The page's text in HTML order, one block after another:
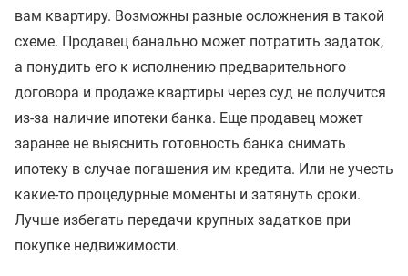
вам квартиру. Возможны разные осложнения в такой
схеме. Продавец банально может потратить задаток,
а понудить его к исполнению предварительного
договора и продаже квартиры через суд не получится
из-за наличие ипотеки банка. Еще продавец может
заранее не выяснить готовность банка снимать
ипотеку в случае погашения им кредита. Или не учесть
какие-то процедурные моменты и затянуть сроки.
Лучше избегать передачи крупных задатков при
покупке недвижимости.